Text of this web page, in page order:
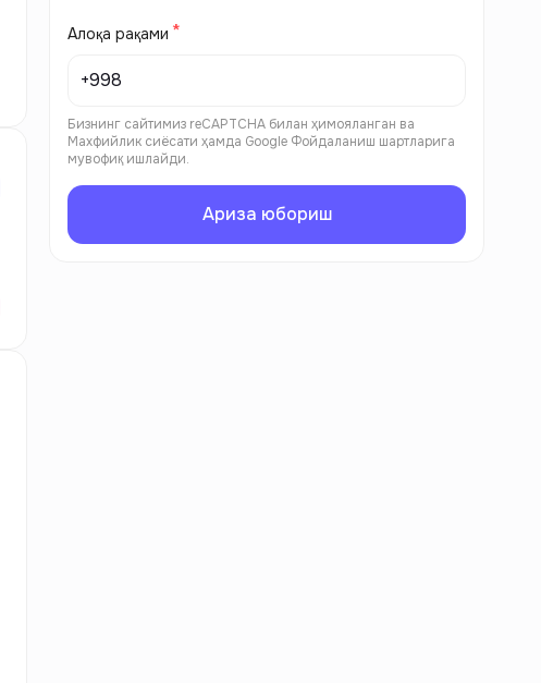
Алоқа рақами
Бизнинг сайтимиз reCAPTCHA билан ҳимояланган ва
Махфийлик сиёсати ҳамда Google Фойдаланиш шартларига
мувофиқ ишлайди.
Ариза юбориш